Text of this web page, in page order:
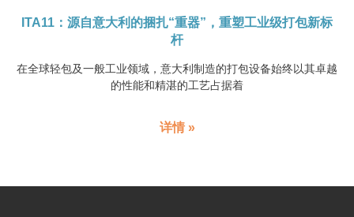
ITA11：源自意大利的捆扎“重器”，重塑工业级打包新标
杆
在全球轻包及一般工业领域，意大利制造的打包设备始终以其卓越
的性能和精湛的工艺占据着
详情 »